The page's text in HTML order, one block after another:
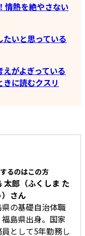
情熱を絶やさない
いと思っている
えがよぎっている
に読むクスリ
るのはこの方
太郎（ふくしま た
）さん
の基礎自治体職
福島県出身。国家
として5年勤務し